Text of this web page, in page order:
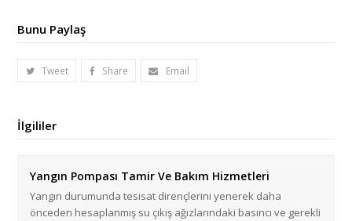
Bunu Paylaş
Tweet Share Email
İlgililer
Yangın Pompası Tamir Ve Bakım Hizmetleri
Yangın durumunda tesisat dirençlerini yenerek daha
önceden hesaplanmış su çıkış ağızlarındaki basıncı ve gerekli